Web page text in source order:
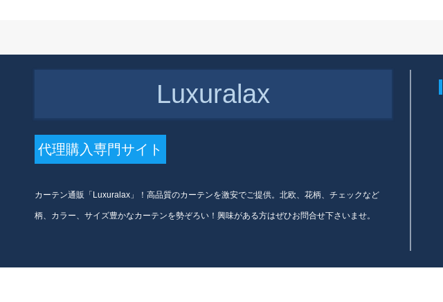
Luxuralax
代理購入専門サイト
カーテン通販「Luxuralax」！高品質のカーテンを激安でご提供。北欧、花柄、チェックなど
柄、カラー、サイズ豊かなカーテンを勢ぞろい！興味がある方はぜひお問合せ下さいませ。